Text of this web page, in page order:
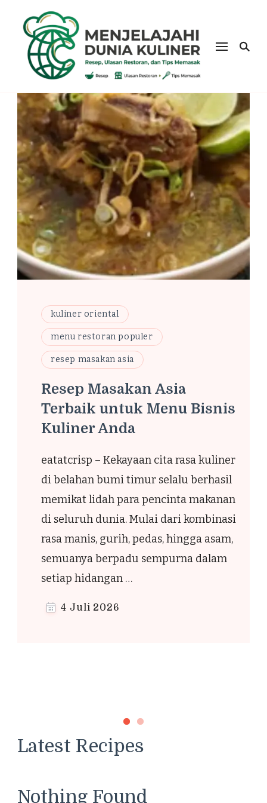
eatatcrisp.com
kuliner oriental
menu restoran populer
resep masakan asia
Resep Masakan Asia
Terbaik untuk Menu Bisnis
Kuliner Anda
eatatcrisp – Kekayaan cita rasa kuliner
di belahan bumi timur selalu berhasil
memikat lidah para pencinta makanan
di seluruh dunia. Mulai dari kombinasi
rasa manis, gurih, pedas, hingga asam,
semuanya berpadu sempurna dalam
setiap hidangan …
4 Juli 2026
Latest Recipes
Nothing Found